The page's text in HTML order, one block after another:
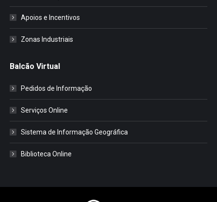
Apoios e Incentivos
Zonas Industriais
Balcão Virtual
Pedidos de Informação
Serviços Online
Sistema de Informação Geográfica
Biblioteca Online